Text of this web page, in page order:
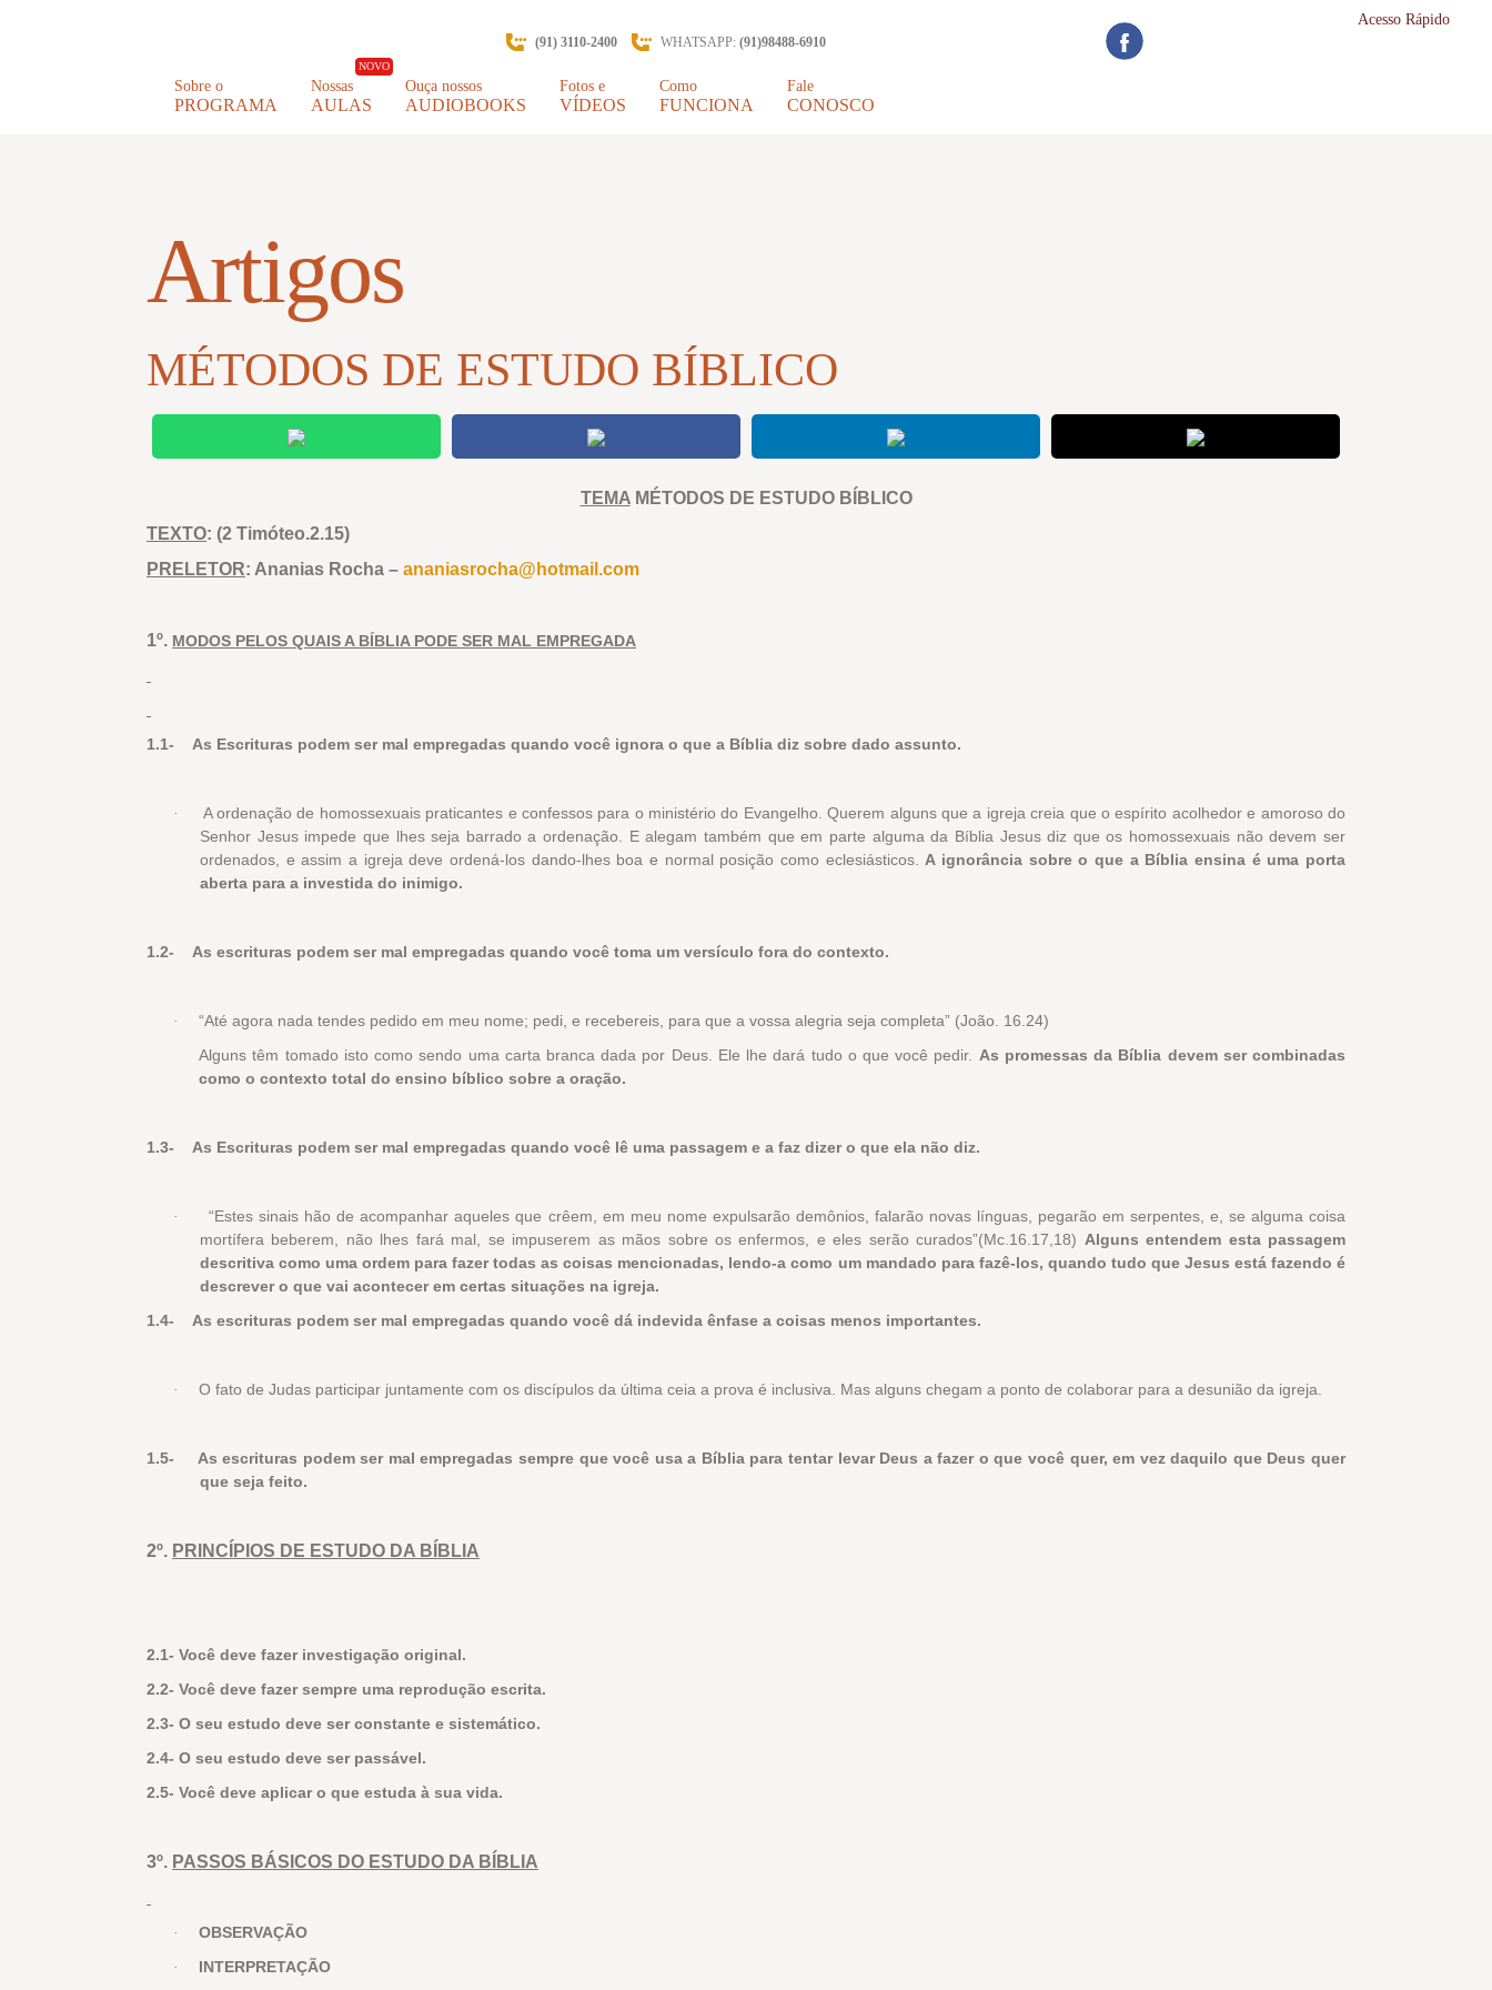
(91) 3110-2400 WHATSAPP: (91)98488-6910
Sobre o
PROGRAMA
Nossas
AULAS
NOVO
Ouça nossos
AUDIOBOOKS
Fotos e
VÍDEOS
Como
FUNCIONA
Fale
CONOSCO
Acesso Rápido
Artigos
MÉTODOS DE ESTUDO BÍBLICO
TEMAMÉTODOS DE ESTUDO BÍBLICO
TEXTO: (2 Timóteo.2.15)
PRELETOR: Ananias Rocha – ananiasrocha@hotmail.com
1º. MODOS PELOS QUAIS A BÍBLIA PODE SER MAL EMPREGADA
1.1- As Escrituras podem ser mal empregadas quando você ignora o que a Bíblia diz sobre dado assunto.
·
A ordenação de homossexuais praticantes e confessos para o ministério do Evangelho. Querem alguns que a igreja creia que o espírito acolhedor e amoroso do
Senhor Jesus impede que lhes seja barrado a ordenação. E alegam também que em parte alguma da Bíblia Jesus diz que os homossexuais não devem ser
ordenados, e assim a igreja deve ordená-los dando-lhes boa e normal posição como eclesiásticos. A ignorância sobre o que a Bíblia ensina é uma porta
aberta para a investida do inimigo.
1.2- As escrituras podem ser mal empregadas quando você toma um versículo fora do contexto.
·
“Até agora nada tendes pedido em meu nome; pedi, e recebereis, para que a vossa alegria seja completa” (João. 16.24)
Alguns têm tomado isto como sendo uma carta branca dada por Deus. Ele lhe dará tudo o que você pedir. As promessas da Bíblia devem ser combinadas
como o contexto total do ensino bíblico sobre a oração.
1.3- As Escrituras podem ser mal empregadas quando você lê uma passagem e a faz dizer o que ela não diz.
·
“Estes sinais hão de acompanhar aqueles que crêem, em meu nome expulsarão demônios, falarão novas línguas, pegarão em serpentes, e, se alguma coisa
mortífera beberem, não lhes fará mal, se impuserem as mãos sobre os enfermos, e eles serão curados”(Mc.16.17,18) Alguns entendem esta passagem
descritiva como uma ordem para fazer todas as coisas mencionadas, lendo-a como um mandado para fazê-los, quando tudo que Jesus está fazendo é
descrever o que vai acontecer em certas situações na igreja.
1.4-
As escrituras podem ser mal empregadas quando você dá indevida ênfase a coisas menos importantes.
· O fato de Judas participar juntamente com os discípulos da última ceia a prova é inclusiva. Mas alguns chegam a ponto de colaborar para a desunião da igreja.
1.5-
As escrituras podem ser mal empregadas sempre que você usa a Bíblia para tentar levar Deus a fazer o que você quer, em vez daquilo que Deus quer
que seja feito.
2º. PRINCÍPIOS DE ESTUDO DA BÍBLIA
2.1- Você deve fazer investigação original.
2.2- Você deve fazer sempre uma reprodução escrita.
2.3- O seu estudo deve ser constante e sistemático.
2.4- O seu estudo deve ser passável.
2.5- Você deve aplicar o que estuda à sua vida.
3º. PASSOS BÁSICOS DO ESTUDO DA BÍBLIA
· OBSERVAÇÃO
· INTERPRETAÇÃO